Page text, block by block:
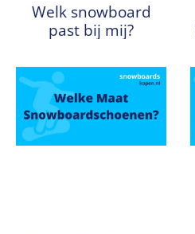
Welk snowboard
past bij mij?